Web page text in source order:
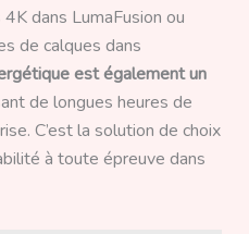
dans LumaFusion ou
de calques dans
est également un
de longues heures de
C’est la solution de choix
à toute épreuve dans